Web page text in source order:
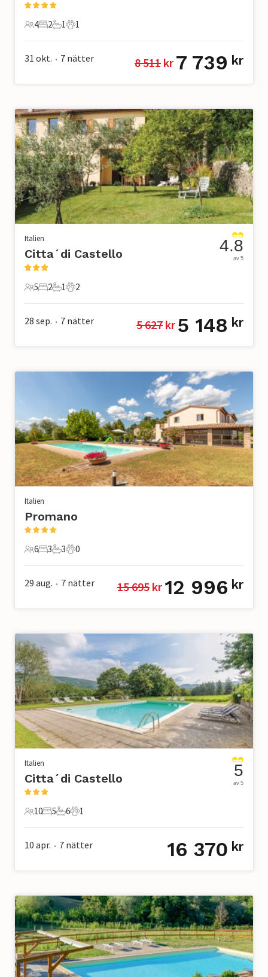
4 Gäster
4
2 Sovrum
2
1 Badrum
1
1 Husdjur
1
31 okt. • 7 nätter 8 511 kr 7 739 kr
Italien
Citta´di Castello
5 Gäster
5
2 Sovrum
2
1 Badrum
1
2 Husdjur
2
4.8
av 5
28 sep. • 7 nätter 5 627 kr 5 148 kr
Italien
Promano
6 Gäster
6
3 Sovrum
3
3 Badrum
3
0 Husdjur
0
29 aug. • 7 nätter 15 695 kr 12 996 kr
Italien
Citta´di Castello
10 Gäster
10
5 Sovrum
5
6 Badrum
6
1 Husdjur
1
5
av 5
10 apr. • 7 nätter 16 370 kr